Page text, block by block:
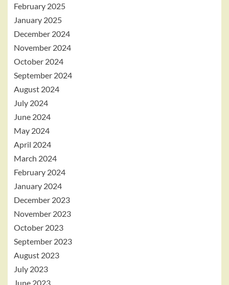
February 2025
January 2025
December 2024
November 2024
October 2024
September 2024
August 2024
July 2024
June 2024
May 2024
April 2024
March 2024
February 2024
January 2024
December 2023
November 2023
October 2023
September 2023
August 2023
July 2023
June 2023